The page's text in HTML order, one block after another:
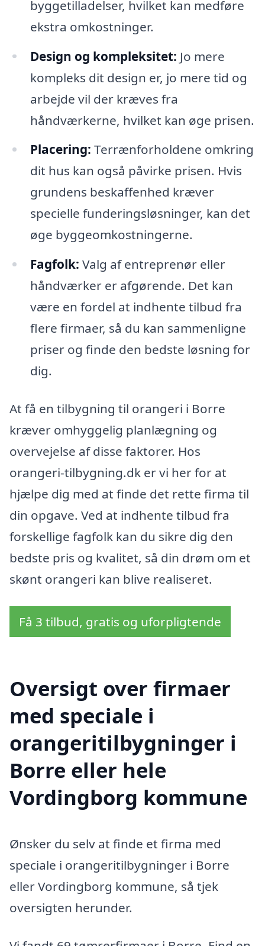
byggetilladelser, hvilket kan medføre
ekstra omkostninger.
Design og kompleksitet: Jo mere
kompleks dit design er, jo mere tid og
arbejde vil der kræves fra
håndværkerne, hvilket kan øge prisen.
Placering: Terrænforholdene omkring
dit hus kan også påvirke prisen. Hvis
grundens beskaffenhed kræver
specielle funderingsløsninger, kan det
øge byggeomkostningerne.
Fagfolk: Valg af entreprenør eller
håndværker er afgørende. Det kan
være en fordel at indhente tilbud fra
flere firmaer, så du kan sammenligne
priser og finde den bedste løsning for
dig.
At få en tilbygning til orangeri i Borre
kræver omhyggelig planlægning og
overvejelse af disse faktorer. Hos
orangeri-tilbygning.dk er vi her for at
hjælpe dig med at finde det rette firma til
din opgave. Ved at indhente tilbud fra
forskellige fagfolk kan du sikre dig den
bedste pris og kvalitet, så din drøm om et
skønt orangeri kan blive realiseret.
Få 3 tilbud, gratis og uforpligtende
Oversigt over firmaer
med speciale i
orangeritilbygninger i
Borre eller hele
Vordingborg kommune
Ønsker du selv at finde et firma med
speciale i orangeritilbygninger i Borre
eller Vordingborg kommune, så tjek
oversigten herunder.